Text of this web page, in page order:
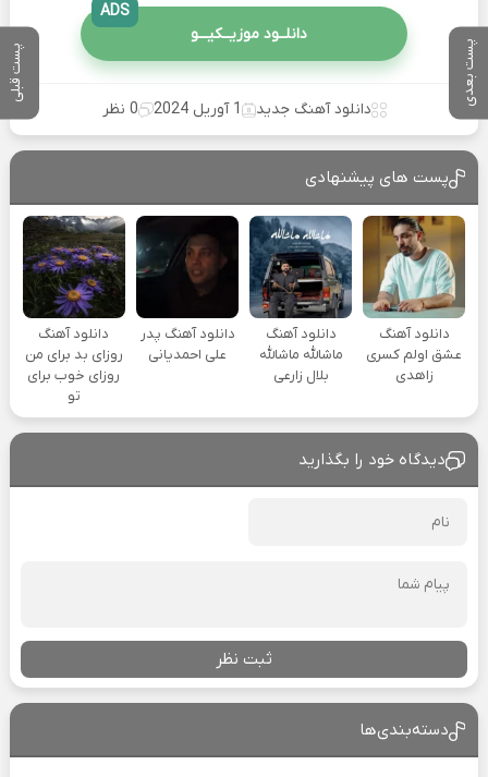
پست بعدی پست قبلی
دانلــود موزیــکیـــو
ADS
دانلود آهنگ جدید 1 آوریل 2024 0 نظر
پست های پیشنهادی
دانلود آهنگ
عشق اولم کسری
زاهدی
دانلود آهنگ
ماشالله ماشالله
بلال زارعی
دانلود آهنگ پدر
علی احمدیانی
دانلود آهنگ
روزای بد برای من
روزای خوب برای
تو
دیدگاه خود را بگذارید
ثبت نظر
دسته‌بندی‌ها